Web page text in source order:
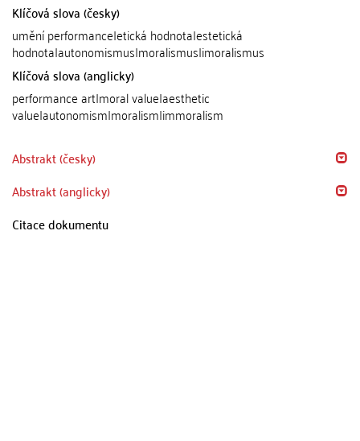
Klíčová slova (česky)
umění performance|etická hodnota|estetická
hodnota|autonomismus|moralismus|imoralismus
Klíčová slova (anglicky)
performance art|moral value|aesthetic
value|autonomism|moralism|immoralism
Abstrakt (česky)
Abstrakt (anglicky)
Citace dokumentu